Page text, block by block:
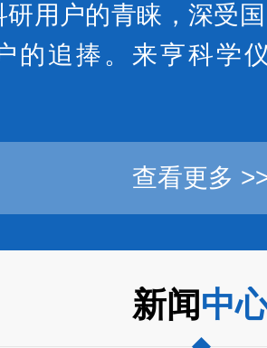
研用户的青睐，深受
的追捧。来亨科学
查看更多
新闻中